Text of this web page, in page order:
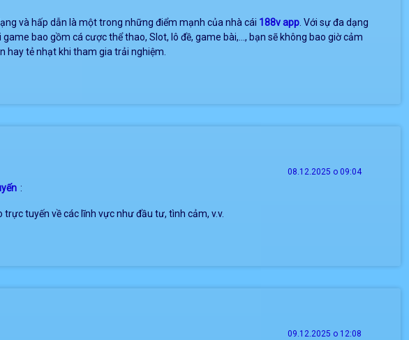
và hấp dẫn là một trong những điểm mạnh của nhà cái 188v app. Với sự đa dạng
game bao gồm cá cược thể thao, Slot, lô đề, game bài,…, bạn sẽ không bao giờ cảm
hay tẻ nhạt khi tham gia trải nghiệm.
:
08.12.2025 о 09:04
trực tuyến về các lĩnh vực như đầu tư, tình cảm, v.v.
09.12.2025 о 12:08